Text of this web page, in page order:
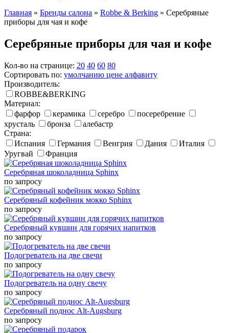
Главная » Бренды салона » Robbe & Berking » Серебряные
приборы для чая и кофе
Серебряные приборы для чая и кофе
Кол-во на странице: 20 40 60 80
Сортировать по: умолчанию цене алфавиту
Производитель:
ROBBE&BERKING
Материал:
фарфор
керамика серебро
посеребрение
хрусталь
бронза
алебастр
Страна:
Испания
Германия Венгрия Дания
Италия
Уругвай
Франция
Серебряная шоколадница Sphinx
по запросу
Серебряный кофейник мокко Sphinx
по запросу
Серебряный кувшин для горячих напитков
по запросу
Подогреватель на две свечи
по запросу
Подогреватель на одну свечу
по запросу
Серебряный поднос Alt-Augsburg
по запросу